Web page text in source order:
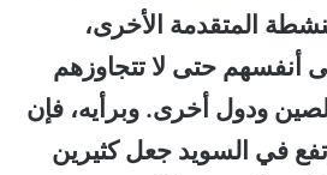
المتقدمة الأخرى،
أنفسهم حتى لا تتجاوزهم
ودول أخرى. وبرأيه، فإن
في السويد جعل كثيرين